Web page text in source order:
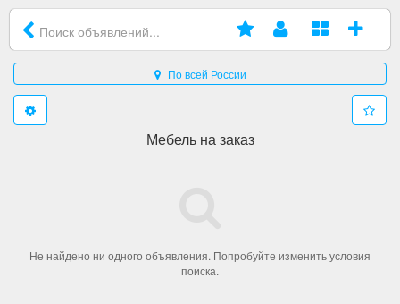
По всей России
Мебель на заказ
Не найдено ни одного объявления. Попробуйте изменить условия
поиска.